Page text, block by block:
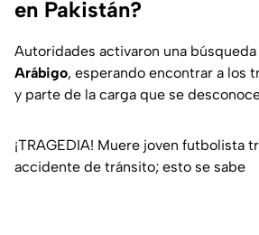
en Pakistán?
Autoridades activaron una búsqueda
Arábigo, esperando encontrar a los
y parte de la carga que se
¡TRAGEDIA! Muere joven futbolista
accidente de tránsito; esto se sabe